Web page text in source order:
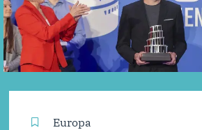
Europa